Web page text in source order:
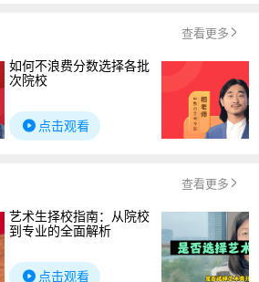
查看更多
如何不浪费分数选择各批
次院校
点击观看
查看更多
艺术生择校指南：从院校
到专业的全面解析
点击观看